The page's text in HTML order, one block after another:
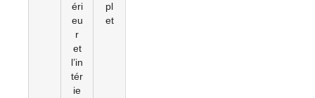
éri
eu
r
et
l’in
tér
ie
pl
et